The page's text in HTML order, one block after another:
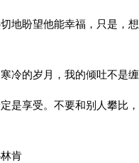
地盼望他能幸福，只是，
冷的岁月，我的倾吐不是
是享受。不要和别人攀比
肯